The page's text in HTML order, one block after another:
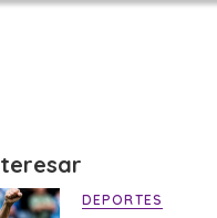
DEPORTES